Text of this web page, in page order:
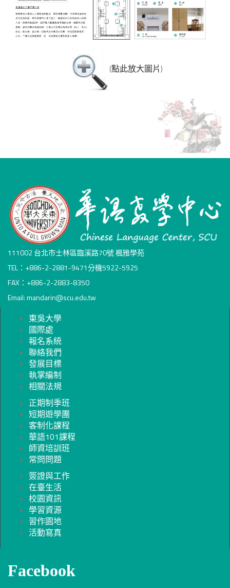
(點此放大圖片)
111002 台北市士林區臨溪路70號 楓雅學苑
TEL：+886-2-2881-9471分機5922-5925
FAX：+886-2-2883-8350
Email: mandarin@scu.edu.tw
東吳大學
國際處
報名系統
聯絡我們
發展目標
執掌編制
相關法規
正期制季班
短期遊學團
客制化課程
華語101課程
師資培訓班
常問問題
簽證與工作
在臺生活
校園資訊
學習資源
習作園地
活動寫真
Facebook